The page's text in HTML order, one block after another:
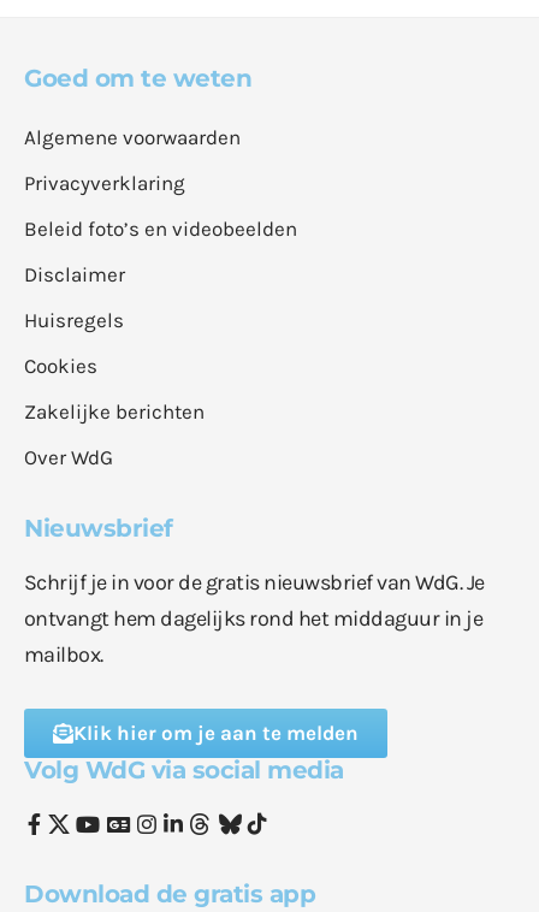
Goed om te weten
Algemene voorwaarden
Privacyverklaring
Beleid foto’s en videobeelden
Disclaimer
Huisregels
Cookies
Zakelijke berichten
Over WdG
Nieuwsbrief
Schrijf je in voor de gratis nieuwsbrief van WdG. Je
ontvangt hem dagelijks rond het middaguur in je
mailbox.
Klik hier om je aan te melden
Volg WdG via social media
Download de gratis app